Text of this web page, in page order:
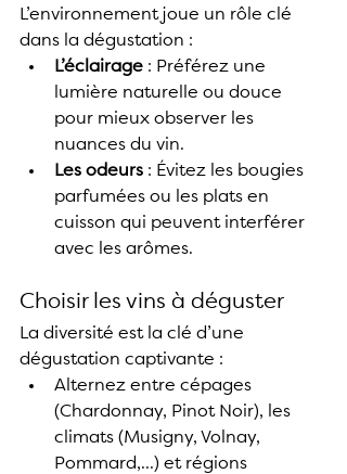
L’environnement joue un rôle clé
dans la dégustation :
L’éclairage : Préférez une
lumière naturelle ou douce
pour mieux observer les
nuances du vin.
Les odeurs : Évitez les bougies
parfumées ou les plats en
cuisson qui peuvent interférer
avec les arômes.
Choisir les vins à déguster
La diversité est la clé d’une
dégustation captivante :
Alternez entre cépages
(Chardonnay, Pinot Noir), les
climats (Musigny, Volnay,
Pommard,...) et régions